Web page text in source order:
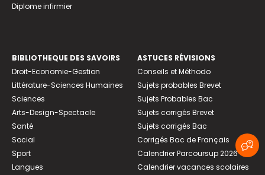
Diplome infirmier
BIBLIOTHEQUE DES SAVOIRS
Droit-Economie-Gestion
Littérature-Sciences Humaines
Sciences
Arts-Design-Spectacle
Santé
Social
Sport
Langues
ASTUCES RÉVISIONS
Conseils et Méthodo
Sujets probables Brevet
Sujets Probables Bac
Sujets corrigés Brevet
Sujets corrigés Bac
Corrigés Bac de Français
Calendrier Parcoursup 2026
Calendrier vacances scolaires